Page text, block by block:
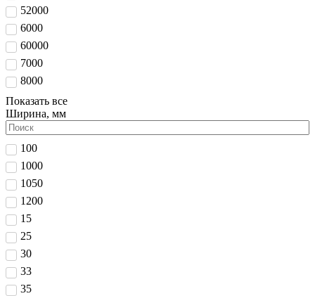
52000
6000
60000
7000
8000
Показать все
Ширина, мм
100
1000
1050
1200
15
25
30
33
35